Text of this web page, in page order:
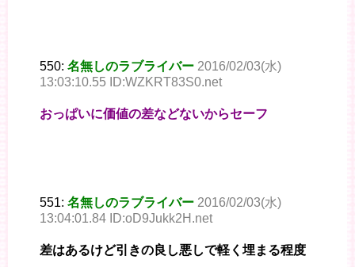
550: 名無しのラブライバー 2016/02/03(水)
13:03:10.55 ID:WZKRT83S0.net
おっぱいに価値の差などないからセーフ
551: 名無しのラブライバー 2016/02/03(水)
13:04:01.84 ID:oD9Jukk2H.net
差はあるけど引きの良し悪しで軽く埋まる程度